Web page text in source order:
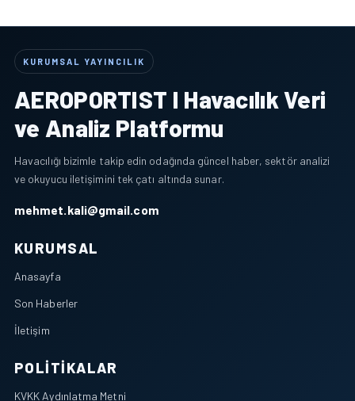
KURUMSAL YAYINCILIK
AEROPORTIST I Havacılık Veri
ve Analiz Platformu
Havacılığı bizimle takip edin odağında güncel haber, sektör analizi
ve okuyucu iletişimini tek çatı altında sunar.
mehmet.kali@gmail.com
KURUMSAL
Anasayfa
Son Haberler
İletişim
POLITIKALAR
KVKK Aydınlatma Metni